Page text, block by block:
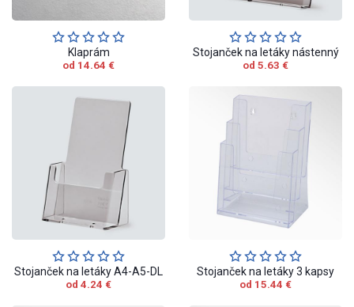
Klaprám
od 14.64 €
Stojanček na letáky nástenný
od 5.63 €
Stojanček na letáky A4-A5-DL
od 4.24 €
Stojanček na letáky 3 kapsy
od 15.44 €